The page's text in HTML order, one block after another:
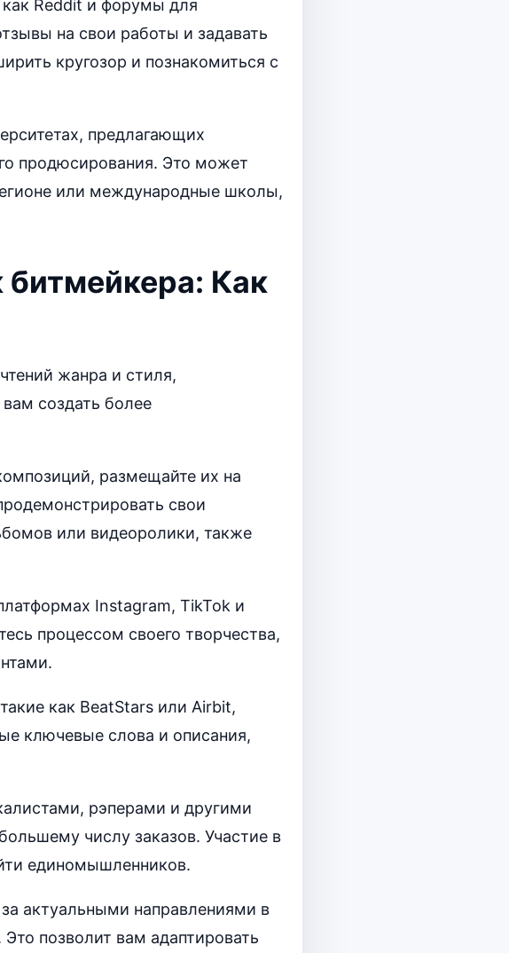
Reddit и форумы для
на свои работы и задавать
кругозор и познакомиться с
предлагающих
продюсирования. Это может
или международные школы,
битмейкера: Как
жанра и стиля,
создать более
размещайте их на
свои
или видеоролики, также
Instagram, TikTok и
процессом своего творчества,
как BeatStars или Airbit,
ключевые слова и описания,
рэперами и другими
числу заказов. Участие в
единомышленников.
актуальными направлениями в
позволит вам адаптировать